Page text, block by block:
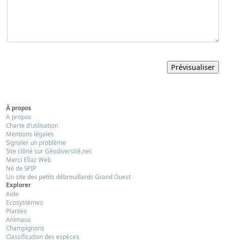
À propos
A propos
Charte d’utilisation
Mentions légales
Signaler un problème
Site clôné sur Géodiversité.net
Merci Eliaz Web
Né de SPIP
Un site des petits débrouillards Grand Ouest
Explorer
Aide
Ecosystèmes
Plantes
Animaux
Champignons
Classification des espèces